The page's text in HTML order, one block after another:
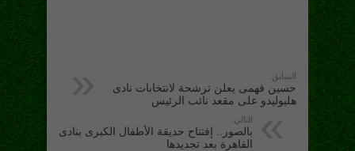
السابق:
حسين فهمى يعلن ترشحة لانتخابات نادى
هليوليدو على مقعد نائب الرئيس
التالي:
بالصور.. إفتتاح حديقة الأطفال الكبرى بنادى
القاهرة بعد تجديدها